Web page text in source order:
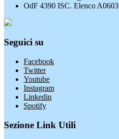
OdF 4390 ISC. Elenco A0603
Seguici su
Facebook
Twitter
Youtube
Instagram
Linkedin
Spotify
Sezione Link Utili